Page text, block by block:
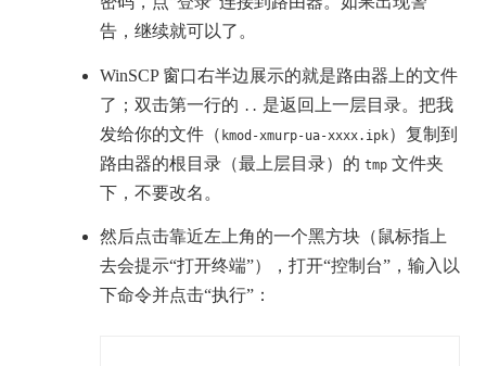
告，继续就可以了。
WinSCP 窗口右半边展示的就是路由器上的文件
了；双击第一行的 .. 是返回上一层目录。把我
发给你的文件（ kmod-xmurp-ua-xxxx.ipk）复制到
路由器的根目录（最上层目录）的 tmp 文件夹
下，不要改名。
然后点击靠近左上角的一个黑方块（鼠标指上
去会提示“打开终端”），打开“控制台”，输入以
下命令并点击“执行”：